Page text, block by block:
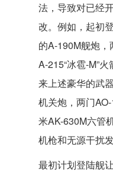
法，导致对已经
改。例如，起初
的A-190M舰炮，
A-215“冰雹-M”
来上述豪华的武
机关炮，两门
米AK-630M六管
机枪和无源干扰发
最初计划登陆舰